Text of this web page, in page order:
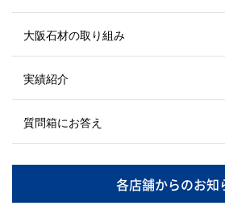
大阪石材の取り組み
実績紹介
質問箱にお答え
各店舗からのお知